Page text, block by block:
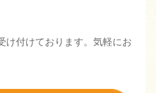
け付けております。気軽にお